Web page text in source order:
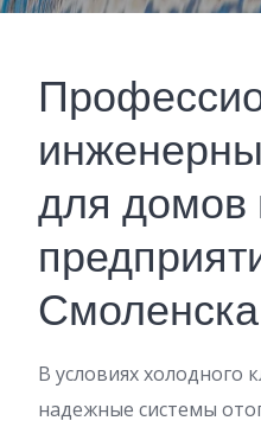
для домов
Смоленска
В условиях холодного
надежные системы